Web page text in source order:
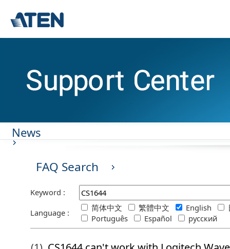
News
FAQ Search
Keyword :
Language :
简体中文 繁體中文 English
Português
Español русский